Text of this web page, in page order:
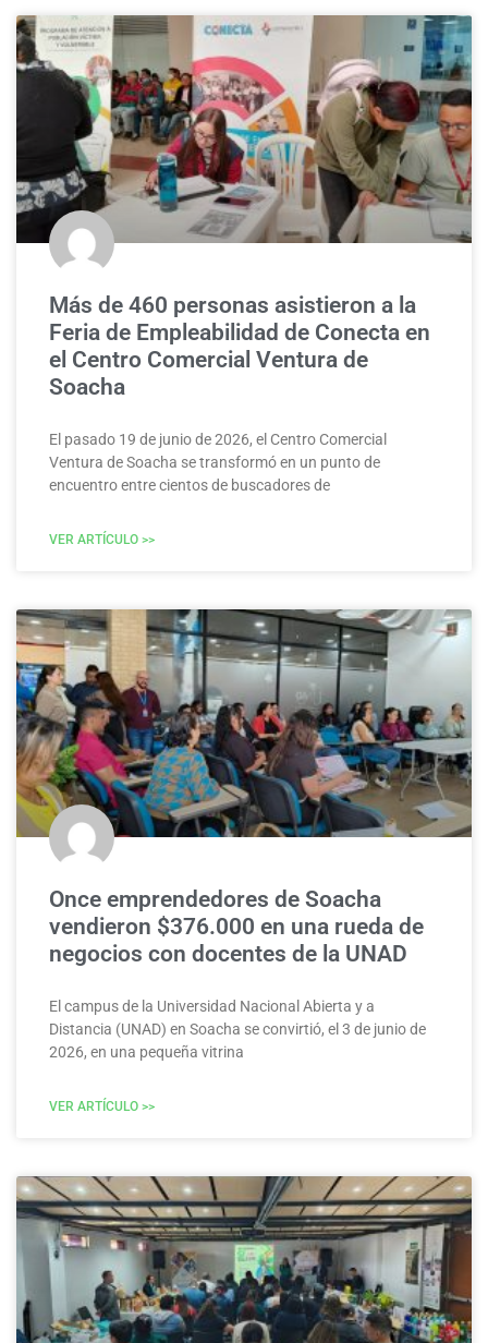
Más de 460 personas asistieron a la
Feria de Empleabilidad de Conecta en
el Centro Comercial Ventura de
Soacha
El pasado 19 de junio de 2026, el Centro Comercial
Ventura de Soacha se transformó en un punto de
encuentro entre cientos de buscadores de
VER ARTÍCULO >>
Once emprendedores de Soacha
vendieron $376.000 en una rueda de
negocios con docentes de la UNAD
El campus de la Universidad Nacional Abierta y a
Distancia (UNAD) en Soacha se convirtió, el 3 de junio de
2026, en una pequeña vitrina
VER ARTÍCULO >>